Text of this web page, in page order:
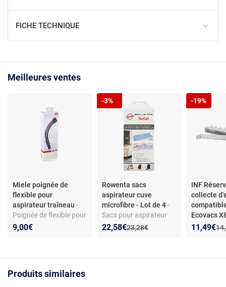
FICHE TECHNIQUE
Meilleures ventes
Miele poignée de
flexible pour
aspirateur traîneau -
Poignée de flexible pour
aspirateur traîneau -
9,00€
Rowenta sacs
aspirateur cuve
microfibre - Lot de 4-
Sacs pour aspirateur
cuve en microfibre -
Ancien prix :
23,28€
Nouveau prix :
22,58€
Réduction de :
-3%
INF
collecte
Ecovacs
X9 T80 -
Nouveau
11,49€
-19%
Produits similaires